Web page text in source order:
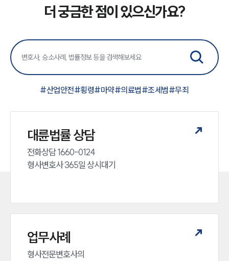
더 궁금한 점이 있으신가요?
#산업안전#횡령#마약#의료법#조세범#무죄
대륜법률 상담
전화상담 1660-0124
형사변호사 365일 상시대기
업무사례
형사전문변호사의